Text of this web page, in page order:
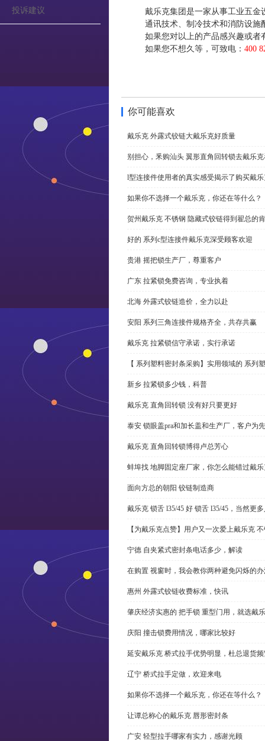
投诉建议
戴乐克集团是一家从事工业五金
通讯技术、制冷技术和消防设
如果您对以上的产品感兴趣或者
如果您不想久等，可致电： 400
你可能喜欢
戴乐克 外露式铰链大戴乐克好质量
别担心，釆购汕头 翼形直角回转锁去戴乐
l型连接件使用者的真实感受揭示了购买戴
如果你不选择一个戴乐克，你还在等什么？
贺州戴乐克 不锈钢 隐藏式铰链得到翟总的
好的 系列c型连接件戴乐克深受顾客欢迎
贵港 摇把锁生产厂，尊重客户
广东 拉紧锁免费咨询，专业执着
北海 外露式铰链造价，全力以赴
安阳 系列三角连接件规格齐全，共存共赢
戴乐克 拉紧锁信守承诺，实行承诺
【 系列塑料密封条采购】实用领域的 系列
新乡 拉紧锁多少钱，科普
戴乐克 直角回转锁 没有好只要更好
泰安 锁眼盖pra和加长盖和生产厂，客户为先
戴乐克 直角回转锁博得卢总芳心
蚌埠找 地脚固定座厂家，你怎么能错过戴
面向方总的朝阳 铰链制造商
戴乐克 锁舌 l35/45 好 锁舌 l35/45，当然更
【为戴乐克点赞】用户又一次爱上戴乐克
宁德 自夹紧式密封条电话多少，解读
在购置 视窗时，我会教你两种避免闪烁的
惠州 外露式铰链收费标准，快讯
肇庆经济实惠的 把手锁 重型门用，就选戴
庆阳 撞击锁费用情况，哪家比较好
延安戴乐克 桥式拉手优势明显，杜总退货
辽宁 桥式拉手定做，欢迎来电
如果你不选择一个戴乐克，你还在等什么？
让谭总称心的戴乐克 唇形密封条
广安 轻型拉手哪家有实力，感谢光顾